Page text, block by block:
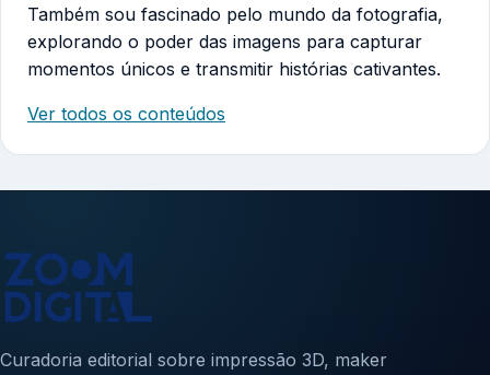
Também sou fascinado pelo mundo da fotografia,
explorando o poder das imagens para capturar
momentos únicos e transmitir histórias cativantes.
Ver todos os conteúdos
Curadoria editorial sobre impressão 3D, maker